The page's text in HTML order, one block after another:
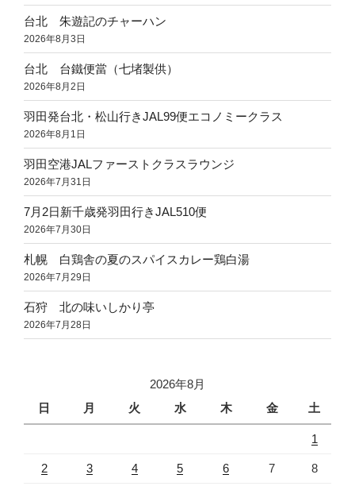
台北 朱遊記のチャーハン
2026年8月3日
台北 台鐵便當（七堵製供）
2026年8月2日
羽田発台北・松山行きJAL99便エコノミークラス
2026年8月1日
羽田空港JALファーストクラスラウンジ
2026年7月31日
7月2日新千歳発羽田行きJAL510便
2026年7月30日
札幌 白鶏舎の夏のスパイスカレー鶏白湯
2026年7月29日
石狩 北の味いしかり亭
2026年7月28日
2026年8月
日
月 火 水 木 金 土
1
2 3 4 5 6 7 8